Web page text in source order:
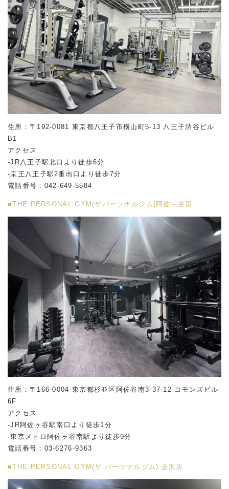
住所：〒192-0081 東京都八王子市横山町5-13 八王子渋谷ビル
B1
アクセス
-JR八王子駅北口より徒歩6分
-京王八王子駅2番出口より徒歩7分
電話番号：042-649-5584
■THE PERSONAL GYM(ザパーソナルジム)阿佐ヶ谷店
住所：〒166-0004 東京都杉並区阿佐谷南3-37-12 コモンズビル
6F
アクセス
-JR阿佐ヶ谷駅南口より徒歩1分
-東京メトロ阿佐ヶ谷南駅より徒歩9分
電話番号：03-6276-9363
■THE PERSONAL GYM(ザ パーソナルジム) 金沢店